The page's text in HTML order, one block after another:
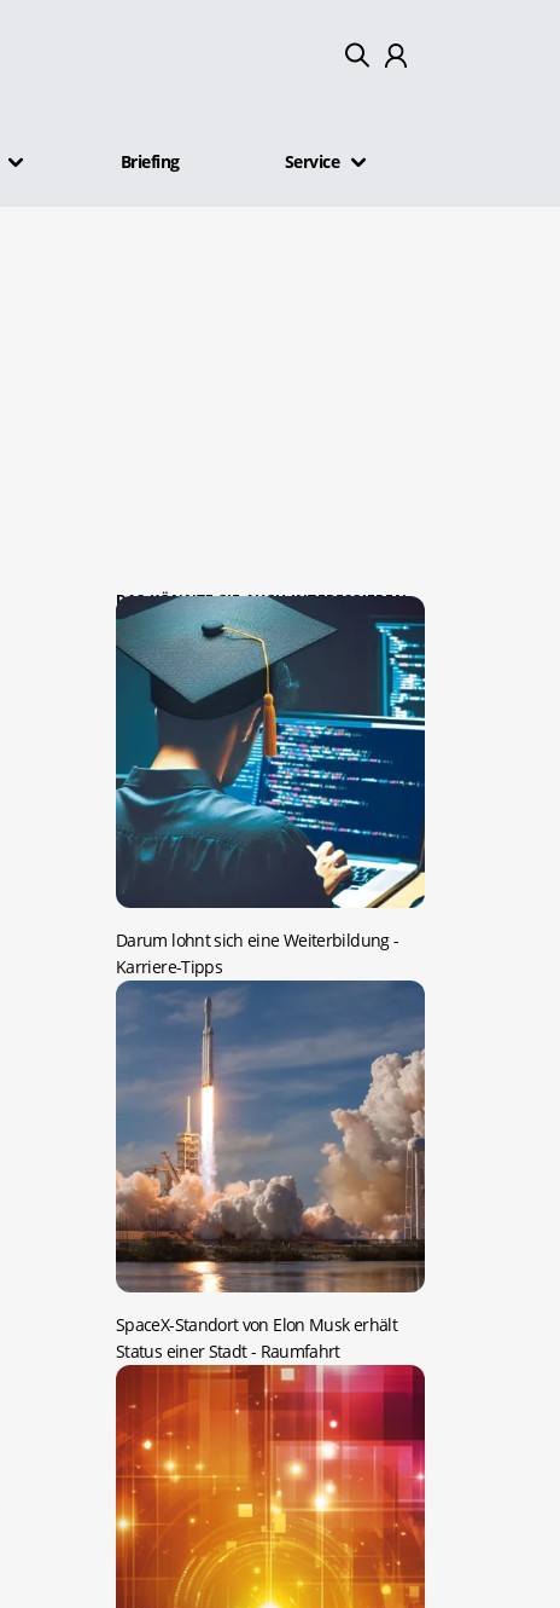
Briefing Service
DAS KÖNNTE SIE AUCH INTERESSIEREN:
Darum lohnt sich eine Weiterbildung-
Karriere-Tipps
SpaceX-Standort von Elon Musk erhält
Status einer Stadt- Raumfahrt